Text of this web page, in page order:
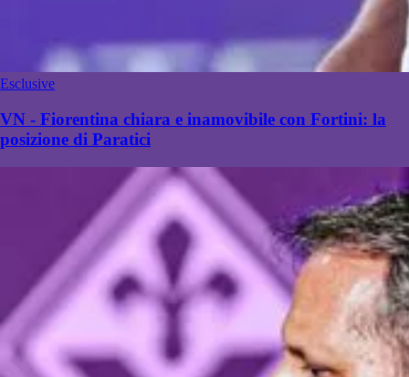
Esclusive
VN - Fiorentina chiara e inamovibile con Fortini: la
posizione di Paratici